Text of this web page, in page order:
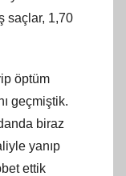
saçlar, 1,70
öptüm
geçmiştik.
biraz
yanıp
ettik